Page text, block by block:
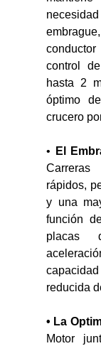
control
hasta 2
óptimo
crucero
• El
rápidos,
y una
función
placas
reducida
• La
Motor